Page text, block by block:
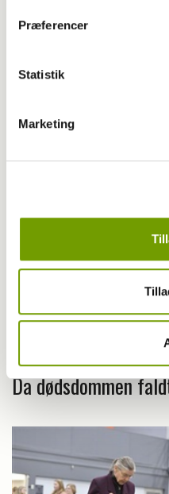
Præferencer
Statistik
Marketing
Over 7000
vejen forbi Vejen
Da dødsdommen